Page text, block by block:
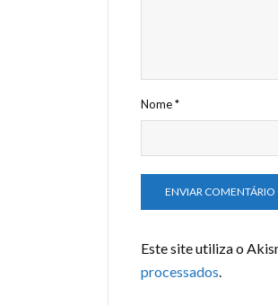
Nome*
Este site utiliza o
processados.